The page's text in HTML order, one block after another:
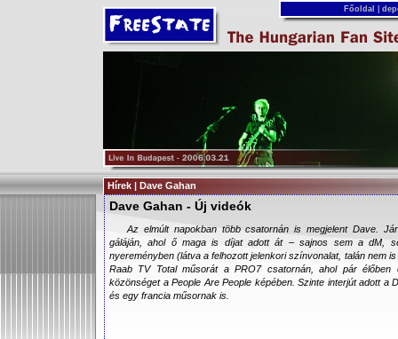
Főoldal
Hírek | Dave Gahan
Dave Gahan - Új videók
Az elmúlt napokban több csatornán is megjelent Dave.
gáláján, ahol ő maga is díjat adott át – sajnos sem a dM,
nyereményben (látva a felhozott jelenkori színvonalat, talán nem
Raab TV Total műsorát a PRO7 csatornán, ahol pár élőben
közönséget a People Are People képében. Szinte interjút adott a
és egy francia műsornak is.